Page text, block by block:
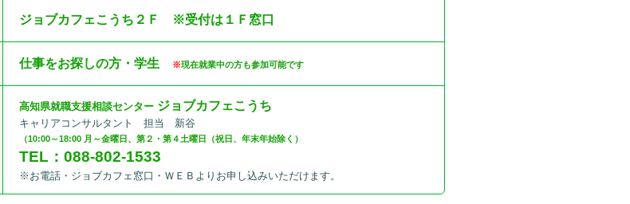
ジョブカフェこうち２Ｆ ※受付は１Ｆ窓口
仕事をお探しの方・学生 ※現在就業中の方も参加可能です
高知県就職支援相談センター ジョブカフェこうち
キャリアコンサルタント 担当 新谷
（10:00～18:00 月～金曜日、第２・第４土曜日（祝日、年末年始除く）
TEL：088-802-1533
※お電話・ジョブカフェ窓口・ＷＥＢよりお申し込みいただけます。